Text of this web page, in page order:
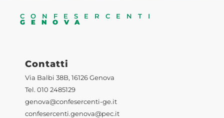
CONFESERCENTI
GENOVA
Contatti
Via Balbi 38B, 16126 Genova
Tel. 010 2485129
genova@confesercenti-ge.it
confesercenti.genova@pec.it